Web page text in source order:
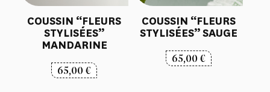
COUSSIN “FLEURS
STYLISÉES”
MANDARINE
65,00€
COUSSIN “FLEURS
STYLISÉES” SAUGE
65,00€